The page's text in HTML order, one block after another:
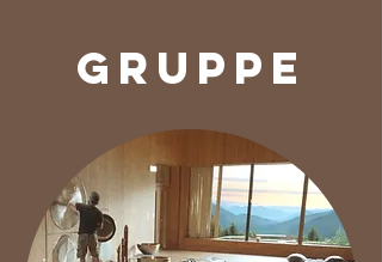
gruppe